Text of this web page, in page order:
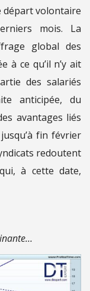
départ volontaire
mois. La
global des
à ce qu’il n’y ait
des salariés
anticipée, du
avantages liés
fin février
redoutent
à cette date,